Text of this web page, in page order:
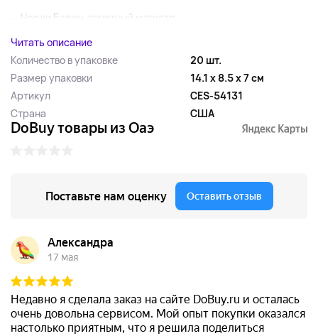
— Чарли Баден, почетный магистр...
Читать описание
Количество в упаковке
20 шт.
Размер упаковки
14.1 x 8.5 x 7 см
Артикул
CES-54131
Страна
США